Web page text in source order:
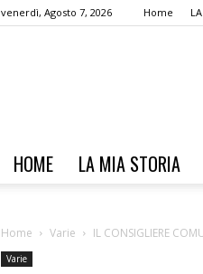
venerdì, Agosto 7, 2026 Home
HOME LA MIA STORIA
Home Varie IL CONSIGLIERE
Varie